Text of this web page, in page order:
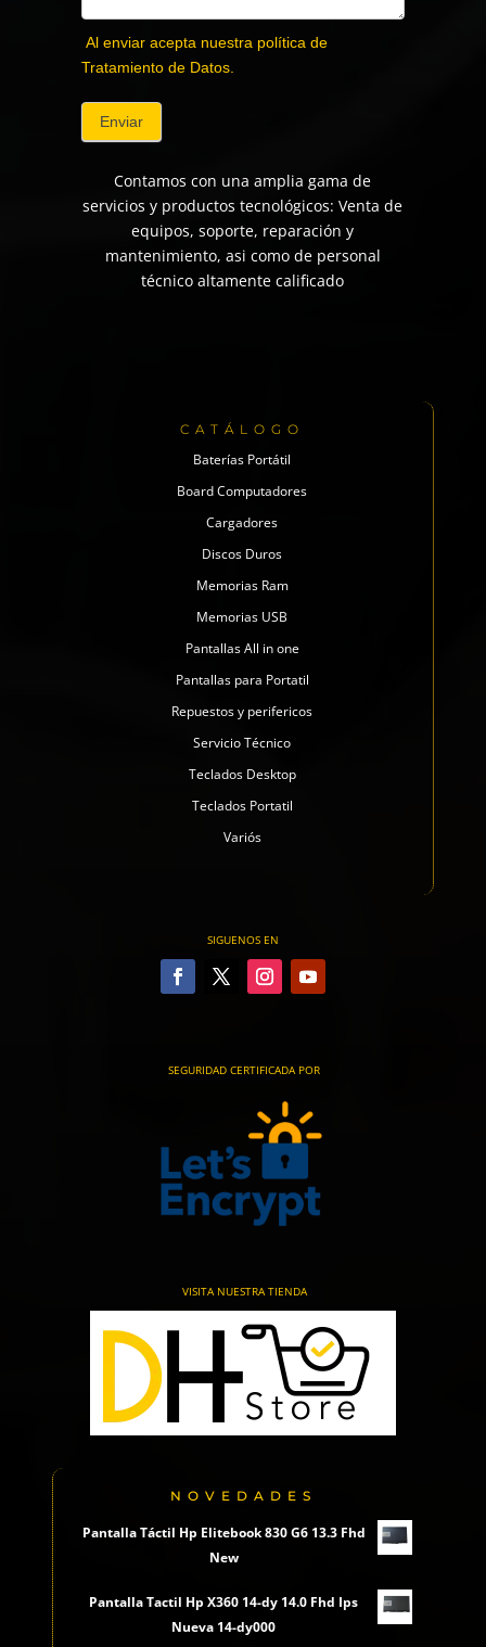
Al enviar acepta nuestra política de
Tratamiento de Datos.
Enviar
Contamos con una amplia gama de
servicios y productos tecnológicos: Venta de
equipos, soporte, reparación y
mantenimiento, asi como de personal
técnico altamente calificado
CATÁLOGO
Baterías Portátil
Board Computadores
Cargadores
Discos Duros
Memorias Ram
Memorias USB
Pantallas All in one
Pantallas para Portatil
Repuestos y perifericos
Servicio Técnico
Teclados Desktop
Teclados Portatil
Variós
SIGUENOS EN
SEGURIDAD CERTIFICADA POR
VISITA NUESTRA TIENDA
NOVEDADES
Pantalla Táctil Hp Elitebook 830 G6 13.3 Fhd
New
Pantalla Tactil Hp X360 14-dy 14.0 Fhd Ips
Nueva 14-dy000